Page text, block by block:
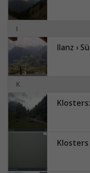
I
Ilanz ›
K
Klosters:
Klosters